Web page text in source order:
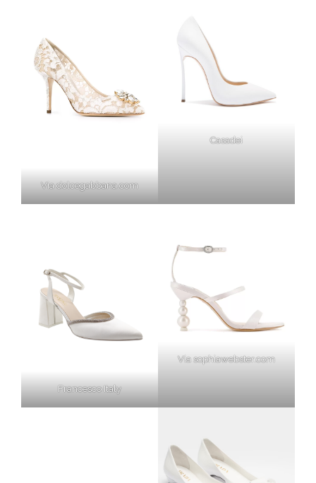
Via dolcegabbana.com
Casadei
Francesco Italy
Via sophiawebster.com